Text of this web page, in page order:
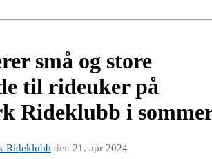
små og store
til rideuker på
Rideklubb i
Rideklubb den 21. apr 2024